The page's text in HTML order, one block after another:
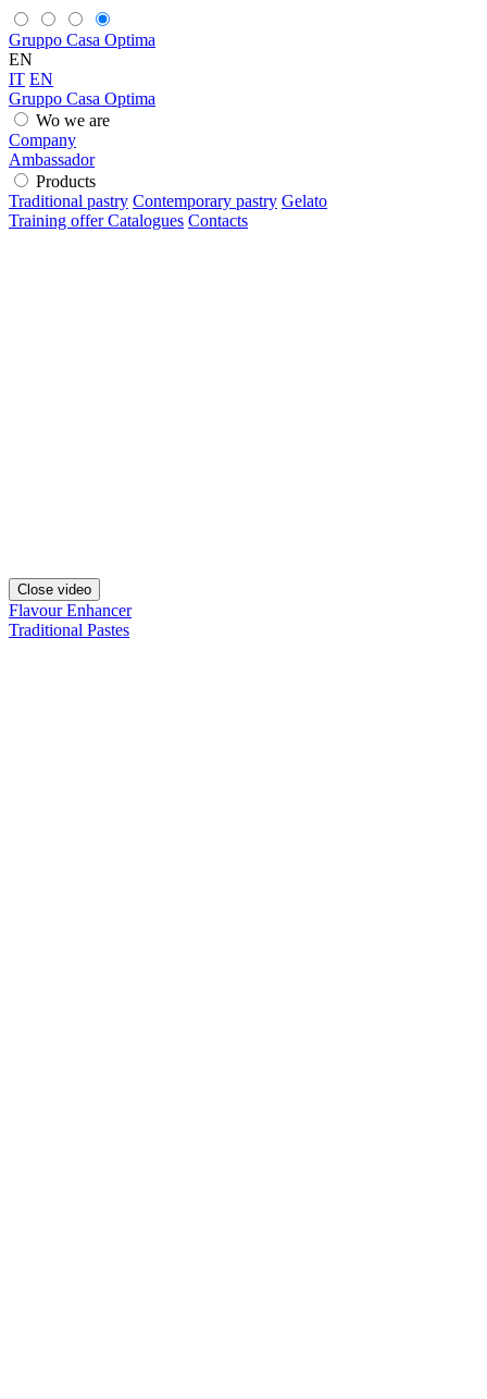
Gruppo Casa Optima
EN
IT EN
Gruppo Casa Optima
Wo we are
Company
Ambassador
Products
Traditional pastry Contemporary pastry Gelato
Training offerCatalogues Contacts
Close video
Flavour Enhancer
Traditional Pastes